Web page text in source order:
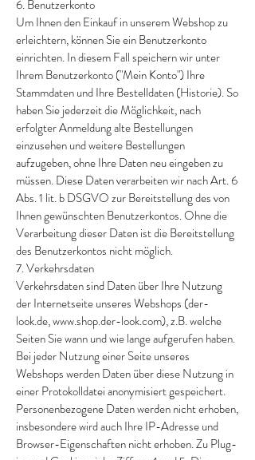
6. Benutzerkonto
Um Ihnen den Einkauf in unserem Webshop zu
erleichtern, können Sie ein Benutzerkonto
einrichten. In diesem Fall speichern wir unter
Ihrem Benutzerkonto ("Mein Konto") Ihre
Stammdaten und Ihre Bestelldaten (Historie). So
haben Sie jederzeit die Möglichkeit, nach
erfolgter Anmeldung alte Bestellungen
einzusehen und weitere Bestellungen
aufzugeben, ohne Ihre Daten neu eingeben zu
müssen. Diese Daten verarbeiten wir nach Art. 6
Abs. 1 lit. b DSGVO zur Bereitstellung des von
Ihnen gewünschten Benutzerkontos. Ohne die
Verarbeitung dieser Daten ist die Bereitstellung
des Benutzerkontos nicht möglich.
7. Verkehrsdaten
Verkehrsdaten sind Daten über Ihre Nutzung
der Internetseite unseres Webshops (der-
look.de,www.shop.der-look.com), z.B. welche
Seiten Sie wann und wie lange aufgerufen haben.
Bei jeder Nutzung einer Seite unseres
Webshops werden Daten über diese Nutzung in
einer Protokolldatei anonymisiert gespeichert.
Personenbezogene Daten werden nicht erhoben,
insbesondere wird auch Ihre IP-Adresse und
Browser-Eigenschaften nicht erhoben. Zu Plug-